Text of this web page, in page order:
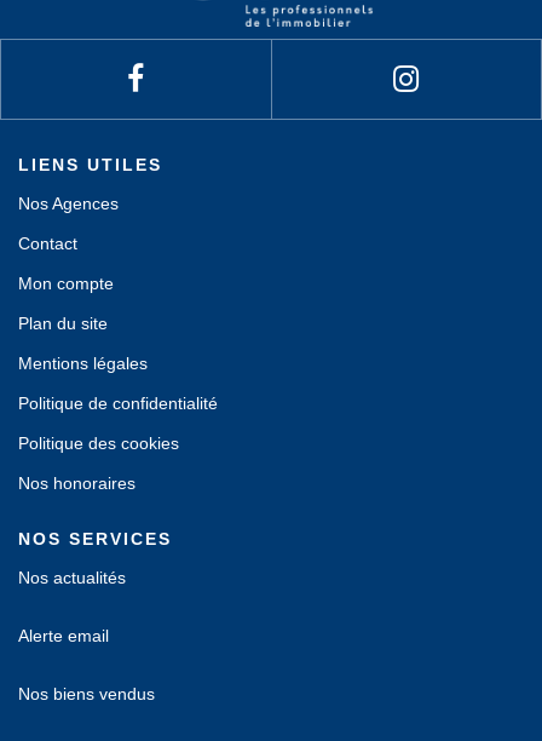
LIENS UTILES
Nos Agences
Contact
Mon compte
Plan du site
Mentions légales
Politique de confidentialité
Politique des cookies
Nos honoraires
NOS SERVICES
Nos actualités
Alerte email
Nos biens vendus